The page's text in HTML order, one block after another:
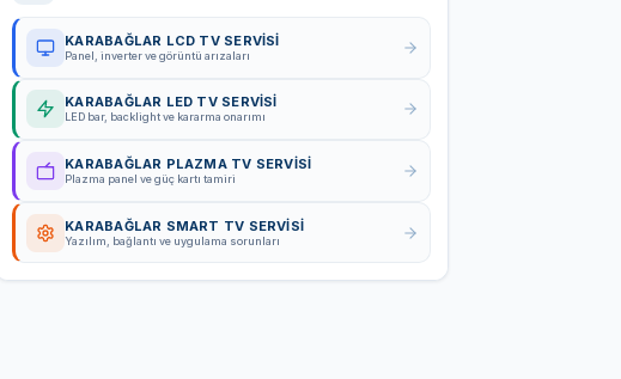
KARABAĞLAR LCD TV SERVISI
Panel, inverter ve görüntü arızaları
KARABAĞLAR LED TV SERVISI
LED bar, backlight ve kararma onarımı
KARABAĞLAR PLAZMA TV SERVISI
Plazma panel ve güç kartı tamiri
KARABAĞLAR SMART TV SERVISI
Yazılım, bağlantı ve uygulama sorunları